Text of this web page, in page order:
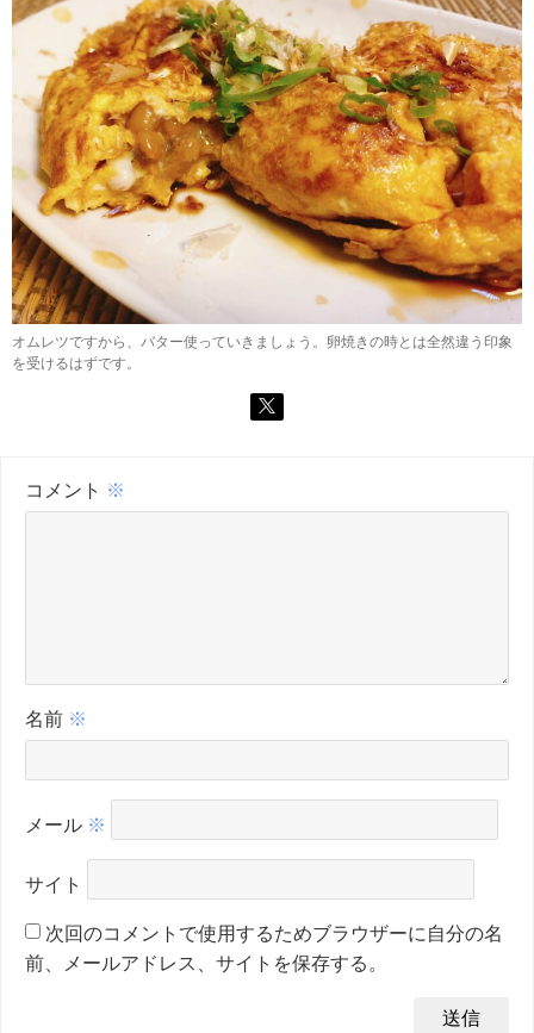
オムレツですから、バター使っていきましょう。卵焼きの時とは全然違う印象
を受けるはずです。
コメント ※
名前 ※
メール ※
サイト
次回のコメントで使用するためブラウザーに自分の名
前、メールアドレス、サイトを保存する。